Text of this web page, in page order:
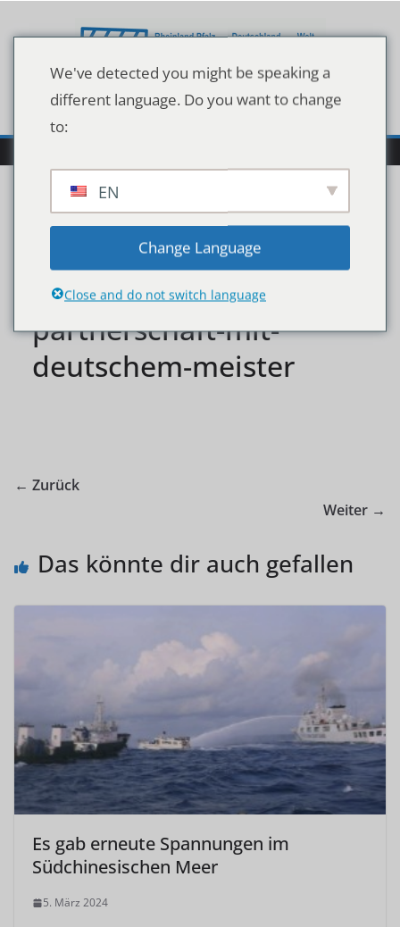
Inhalt
sportwetten-de-
verlaengert-
partnerschaft-mit-
deutschem-meister
← Zurück
Weiter →
Das könnte dir auch gefallen
Es gab erneute Spannungen im
Südchinesischen Meer
5. März 2024
We've detected you might be speaking a
different language. Do you want to change
to:
EN
Change Language
Close and do not switch language